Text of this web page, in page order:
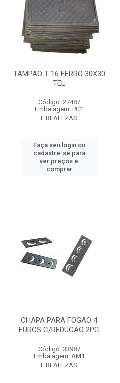
TAMPAO T 16 FERRO 30X30
TEL
Código: 27487
Embalagem: PC1
F REALEZAS
Faça seu login ou
cadastre-se para
ver preços e
comprar
CHAPA PARA FOGAO 4
FUROS C/REDUCAO 2PC
Código: 33987
Embalagem: AM1
F REALEZAS